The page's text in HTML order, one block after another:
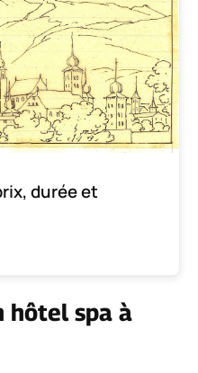
durée et
hôtel spa à